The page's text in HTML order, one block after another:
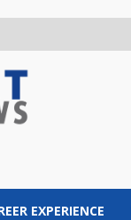
EXPERIENCE